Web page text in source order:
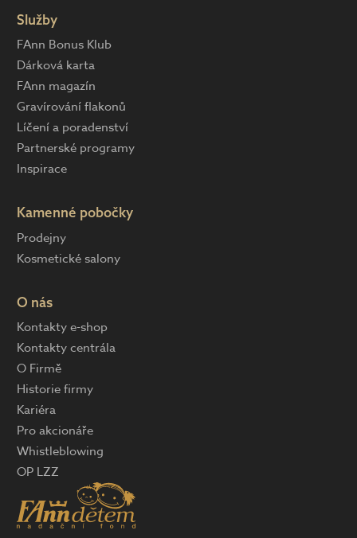
Služby
FAnn Bonus Klub
Dárková karta
FAnn magazín
Gravírování flakonů
Líčení a poradenství
Partnerské programy
Inspirace
Kamenné pobočky
Prodejny
Kosmetické salony
O nás
Kontakty e-shop
Kontakty centrála
O Firmě
Historie firmy
Kariéra
Pro akcionáře
Whistleblowing
OP LZZ